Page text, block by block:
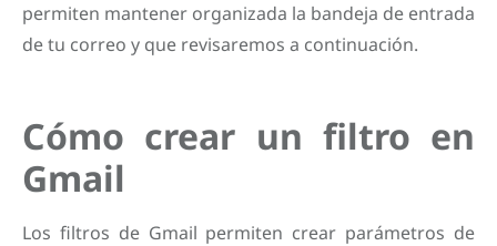
permiten mantener organizada la bandeja de entrada
de tu correo y que revisaremos a continuación.
Cómo crear un filtro en
Gmail
Los filtros de Gmail permiten crear parámetros de